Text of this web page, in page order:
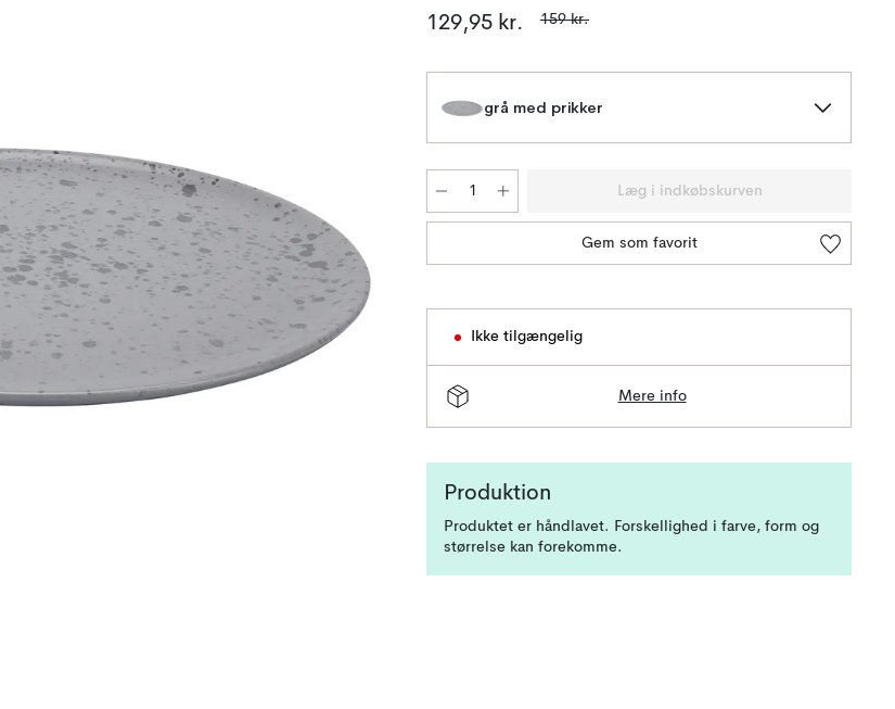
129,95 kr. 159 kr.
grå med prikker
Læg i indkøbskurven
Gem som favorit
Ikke tilgængelig
Mere info
Produktion
Produktet er håndlavet. Forskellighed i farve, form og
størrelse kan forekomme.